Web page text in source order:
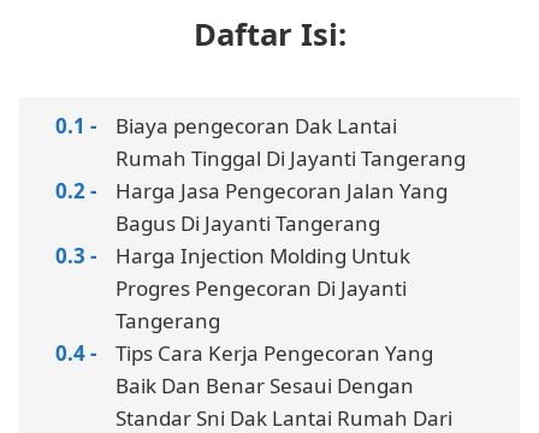
Daftar Isi:
Biaya pengecoran Dak Lantai
Rumah Tinggal Di Jayanti Tangerang
Harga Jasa Pengecoran Jalan Yang
Bagus Di Jayanti Tangerang
Harga Injection Molding Untuk
Progres Pengecoran Di Jayanti
Tangerang
Tips Cara Kerja Pengecoran Yang
Baik Dan Benar Sesaui Dengan
Standar Sni Dak Lantai Rumah Dari